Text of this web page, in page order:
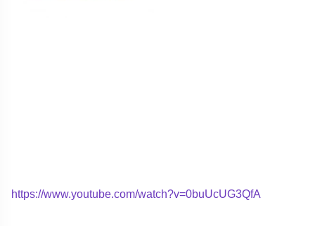
https://www.youtube.com/watch?v=0buUcUG3QfA